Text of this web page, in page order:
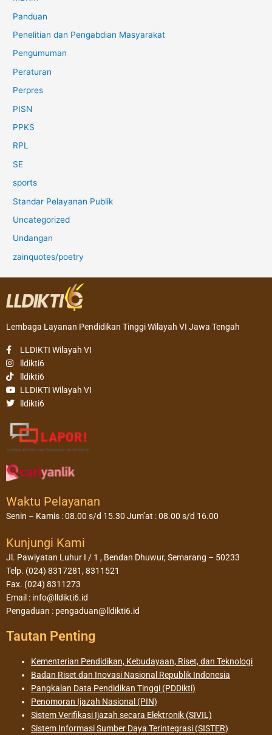
Panduan
Penelitian dan Pengabdian Masyarakat
Pengumuman
Peraturan
Perpres
PISN
PPKS
RPL
SE
sports
Standar Pelayanan Publik
Uncategorized
Undangan
zainquotes/poetry
Lembaga Layanan Pendidikan Tinggi Wilayah VI Jawa Tengah
LLDIKTI Wilayah VI
lldikti6
lldikti6
LLDIKTI Wilayah VI
lldikti6
Waktu Pelayanan
Senin – Kamis : 08.00 s/d 15.30 Jum’at : 08.00 s/d 16.00
Kunjungi Kami
Jl. Pawiyatan Luhur I / 1 , Bendan Dhuwur, Semarang – 50233
Telp. (024) 8317281, 8311521
Fax. (024) 8311273
Email : info@lldikti6.id
Pengaduan : pengaduan@lldikti6.id
Tautan Penting
Kementerian Pendidikan, Kebudayaan, Riset, dan Teknologi
Badan Riset dan Inovasi Nasional Republik Indonesia
Pangkalan Data Pendidikan Tinggi (PDDikti)
Penomoran Ijazah Nasional (PIN)
Sistem Verifikasi Ijazah secara Elektronik (SIVIL)
Sistem Informasi Sumber Daya Terintegrasi (SISTER)